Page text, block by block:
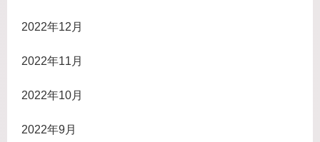
2022年12月
2022年11月
2022年10月
2022年9月